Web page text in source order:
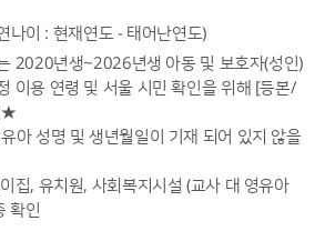
나이 : 현재연도 - 태어난연도)
2020년생~2026년생 아동 및 보호자(성인)
이용 연령 및 서울 시민 확인을 위해 [등본/
아 성명 및 생년월일이 기재 되어 있지 않을
집, 유치원, 사회복지시설 (교사 대 영유아
확인